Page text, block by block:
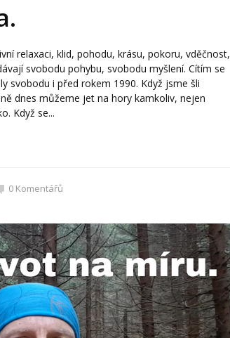
relaxaci, klid, pohodu, krásu, pokoru, vděčnost,
svobodu pohybu, svobodu myšlení. Cítím se
svobodu i před rokem 1990. Když jsme šli
dnes můžeme jet na hory kamkoliv, nejen
Když se...
0 Komentářů